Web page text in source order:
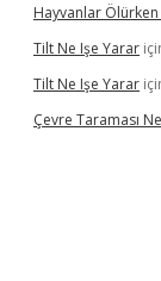
Hayvanlar Ölürken
Tilt Ne Işe Yarar
Tilt Ne Işe Yarar
Çevre Taraması